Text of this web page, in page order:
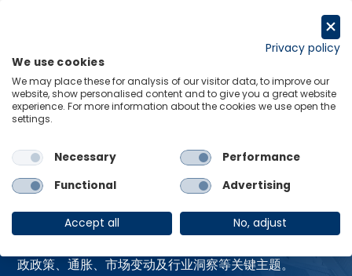
Menu Links
Home 资源中心
资源中心
政政策、通胀、市场变动及行业洞察等关键主题。
Privacy policy
We use cookies
We may place these for analysis of our visitor data, to improve our
website, show personalised content and to give you a great website
experience. For more information about the cookies we use open the
settings.
Necessary
Performance
Functional
Advertising
Accept all No, adjust